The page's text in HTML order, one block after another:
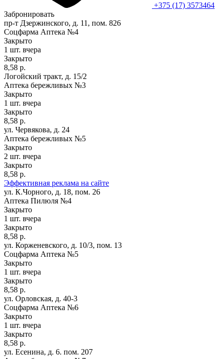
+375 (17) 3573464
Забронировать
пр-т Дзержинского, д. 11, пом. 826
Соцфарма Аптека №4
Закрыто
1 шт. вчера
Закрыто
8,58 р.
Логойский тракт, д. 15/2
Аптека бережливых №3
Закрыто
1 шт. вчера
Закрыто
8,58 р.
ул. Червякова, д. 24
Аптека бережливых №5
Закрыто
2 шт. вчера
Закрыто
8,58 р.
Эффективная реклама на сайте
ул. К.Чорного, д. 18, пом. 26
Аптека Пилюля №4
Закрыто
1 шт. вчера
Закрыто
8,58 р.
ул. Корженевского, д. 10/3, пом. 13
Соцфарма Аптека №5
Закрыто
1 шт. вчера
Закрыто
8,58 р.
ул. Орловская, д. 40-3
Соцфарма Аптека №6
Закрыто
1 шт. вчера
Закрыто
8,58 р.
ул. Есенина, д. 6. пом. 207